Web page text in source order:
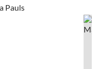
Pauls